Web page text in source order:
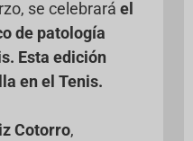
se celebrará el
de patología
Esta edición
en el Tenis.
Cotorro,